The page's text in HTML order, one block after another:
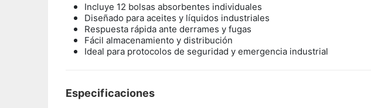
Incluye 12 bolsas absorbentes individuales
Diseñado para aceites y líquidos industriales
Respuesta rápida ante derrames y fugas
Fácil almacenamiento y distribución
Ideal para protocolos de seguridad y emergencia industrial
Especificaciones